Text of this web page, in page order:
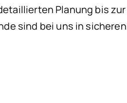
Planung bis
sind bei uns in sicheren